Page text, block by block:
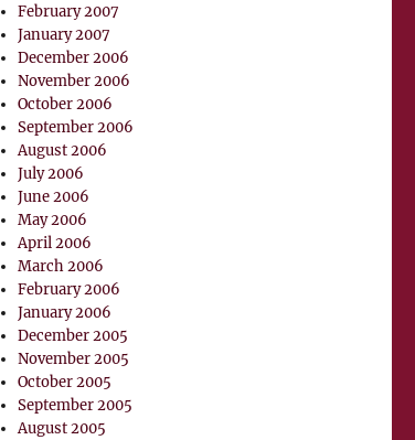
February 2007
January 2007
December 2006
November 2006
October 2006
September 2006
August 2006
July 2006
June 2006
May 2006
April 2006
March 2006
February 2006
January 2006
December 2005
November 2005
October 2005
September 2005
August 2005